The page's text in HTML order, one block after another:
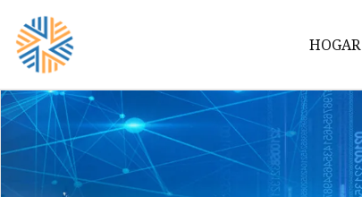
HOGAR